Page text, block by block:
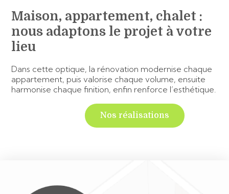
Maison, appartement, chalet :
nous adaptons le projet à votre
lieu
Dans cette optique, la rénovation modernise chaque
appartement, puis valorise chaque volume, ensuite
harmonise chaque finition, enfin renforce l’esthétique.
Nos réalisations